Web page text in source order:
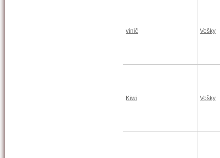
vinič Vošky
Kiwi Vošky